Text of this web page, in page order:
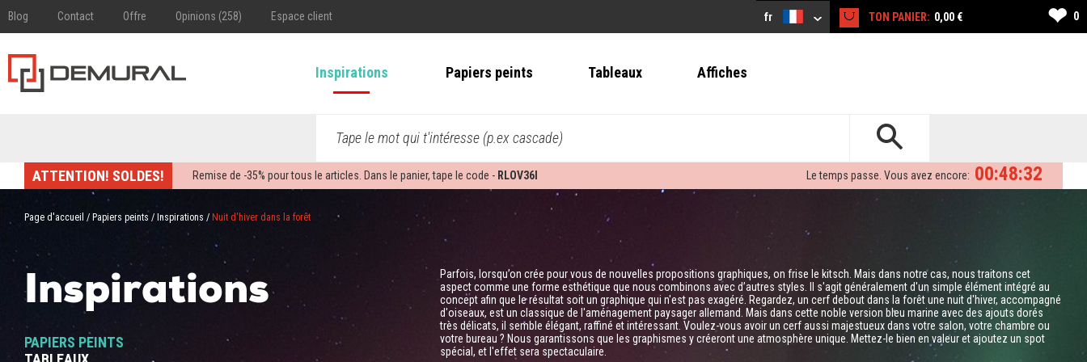
Blog Contact Offre Opinions (258) Espace client fr TON PANIER: 0,00 € ❤ 0
Inspirations Papiers peints Tableaux Affiches
Tape le mot qui t'intéresse (p.ex cascade)
ATTENTION! SOLDES! Remise de -35% pour tous le articles. Dans le panier, tape le code - RLOV36I 00:48:31
Le temps passe. Vous avez encore:
Page d'accueil / Papiers peints / Inspirations / Nuit d'hiver dans la forêt
Inspirations
PAPIERS PEINTS
Parfois, lorsqu’on crée pour vous de nouvelles propositions graphiques, on frise le kitsch. Mais dans notre cas, nous traitons cet
aspect comme une forme esthétique que nous combinons avec d’autres styles. Il s'agit généralement d'un simple élément intégré au
concept afin que le résultat soit un graphique qui n'est pas exagéré. Regardez, un cerf debout dans la forêt une nuit d'hiver, accompagné
d'oiseaux, est un classique de l'aménagement paysager allemand. Mais dans cette noble version bleu marine avec des ajouts dorés
très délicats, il semble élégant, raffiné et intéressant. Voulez-vous avoir un cerf aussi majestueux dans votre salon, votre chambre ou
votre bureau ? Nous garantissons que les graphismes y créeront une atmosphère unique. Mettez-le bien en valeur et ajoutez un spot
spécial, et l'effet sera spectaculaire.